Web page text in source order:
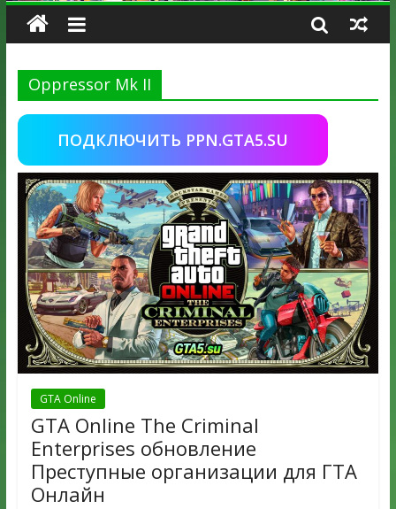
Oppressor Mk II
ПОДКЛЮЧИТЬ PPN.GTA5.SU
GTA Online
GTA Online The Criminal
Enterprises обновление
Преступные организации для ГТА
Онлайн